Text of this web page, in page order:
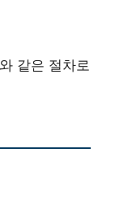
같은 절차로